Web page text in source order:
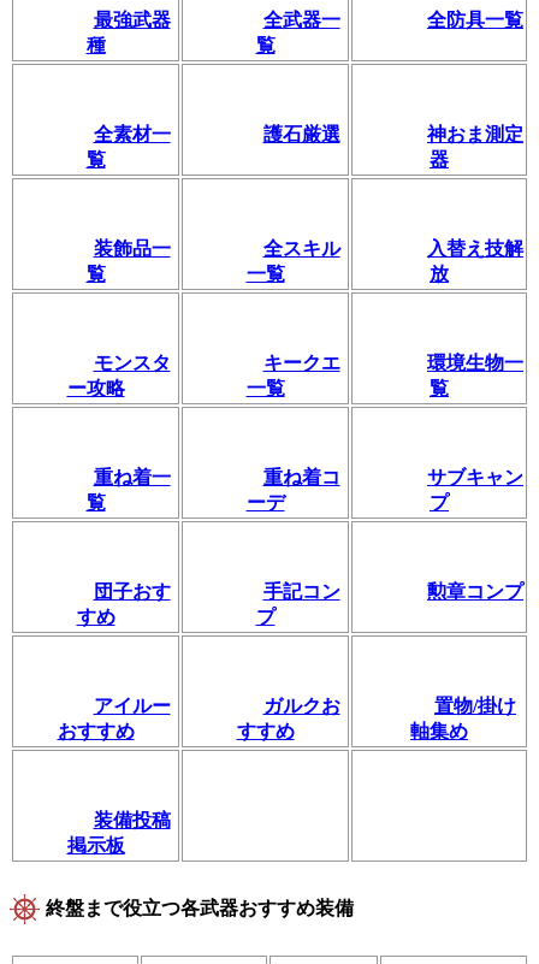
最強武器
種
全武器一
覧
全防具一覧
全素材一
覧
護石厳選
神おま測定
器
装飾品一
覧
全スキル
一覧
入替え技解
放
モンスタ
ー攻略
キークエ
一覧
環境生物一
覧
重ね着一
覧
重ね着コ
ーデ
サブキャン
プ
団子おす
すめ
手記コン
プ
勲章コンプ
アイルー
おすすめ
ガルクお
すすめ
置物/掛け
軸集め
装備投稿
掲示板
終盤まで役立つ各武器おすすめ装備